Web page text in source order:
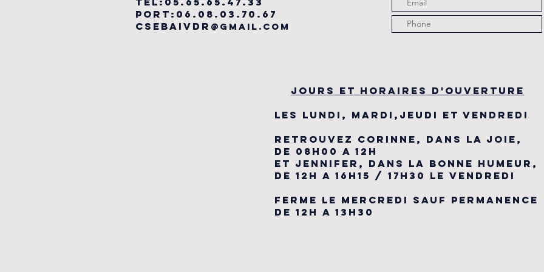
PORT:06.08.03.70.67
csebaivdr @gmail.com
JOURS ET HORAIRES D'OUVERTURE
LES LUNDI, MARDI,JEUDI ET VENDREDI
RETROUVEZ CORINNE, DANS LA JOIE,
DE 08H00 A 12H
ET JENNIFER, DANS LA BONNE HUMEUR,
DE 12H A 16H15 / 17H30 LE VENDREDI
FERME LE MERCREDI SAUF PERMANENCE
DE 12H A 13H30